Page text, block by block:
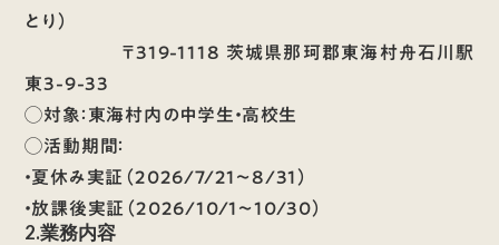
とり）
〒319-1118 茨城県那珂郡東海村舟石川駅
東3-9-33
◯対象：東海村内の中学生・高校生
◯活動期間：
・夏休み実証（2026/7/21～8/31）
・放課後実証（2026/10/1～10/30）
2.業務内容